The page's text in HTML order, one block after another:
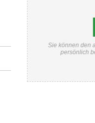
Sie können den
persönlich